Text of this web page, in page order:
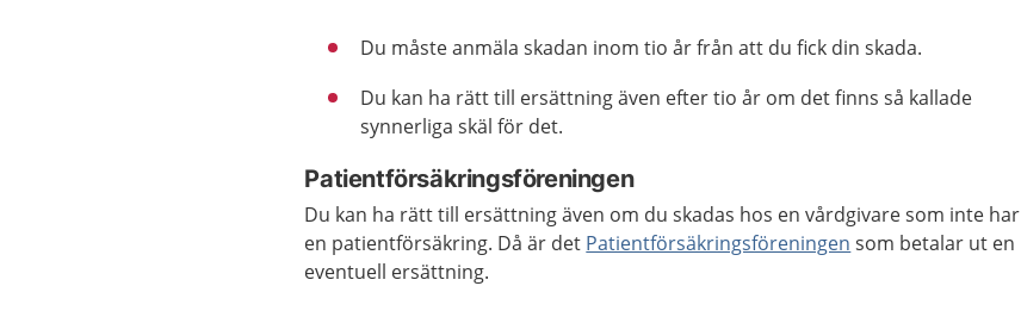
Du måste anmäla skadan inom tio år från att du fick din skada.
Du kan ha rätt till ersättning även efter tio år om det finns så kallade
synnerliga skäl för det.
Patientförsäkringsföreningen
Du kan ha rätt till ersättning även om du skadas hos en vårdgivare som inte har
en patientförsäkring. Då är det Patientförsäkringsföreningen som betalar ut en
eventuell ersättning.